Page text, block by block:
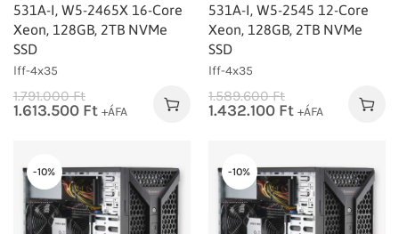
531A-I, W5-2465X 16-Core
Xeon, 128GB, 2TB NVMe
SSD
lff-4x35
1.791.000Ft
1.613.500 Ft +ÁFA
531A-I, W5-2545 12-Core
Xeon, 128GB, 2TB NVMe
SSD
lff-4x35
1.589.600Ft
1.432.100 Ft +ÁFA
-10% -10%